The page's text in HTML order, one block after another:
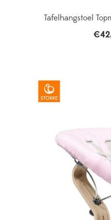
Tafelhangstoel
€